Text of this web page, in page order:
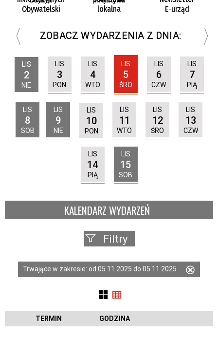
Obywatelski
lokalna
E-urząd
ZOBACZ WYDARZENIA Z DNIA:
LIS
2
NIE
LIS
3
PON
LIS
4
WTO
LIS
5
ŚRO
LIS
6
CZW
LIS
7
PIĄ
LIS
8
SOB
LIS
9
NIE
LIS
10
PON
LIS
11
WTO
LIS
12
ŚRO
LIS
13
CZW
LIS
14
PIĄ
LIS
15
SOB
KALENDARZ WYDARZEŃ
Filtry
Szukana
fraza
Kategoria
Trwające w zakresie: od 05.11.2025 do 05.11.2025
TERMIN GODZINA